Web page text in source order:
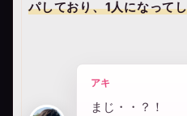
パしており、1人になって
アキ
まじ・・？！